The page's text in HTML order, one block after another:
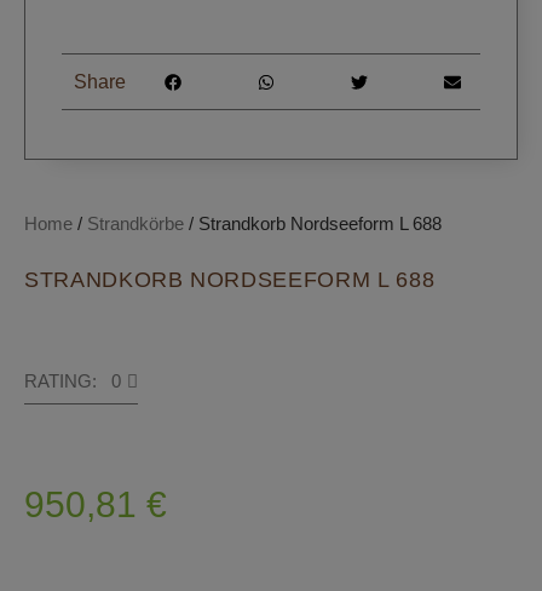
Home / Strandkörbe / Strandkorb Nordseeform L 688
STRANDKORB NORDSEEFORM L 688
RATING: 0
950,81 €
Share